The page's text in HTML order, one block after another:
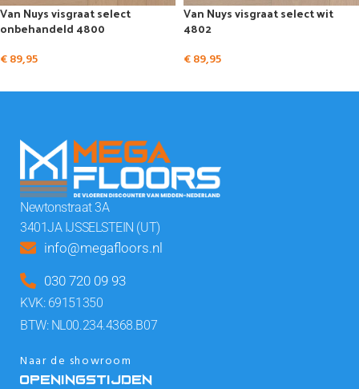
Van Nuys visgraat select
onbehandeld 4800
€89,95
Van Nuys visgraat select wit
4802
€89,95
Newtonstraat 3A
3401JA IJSSELSTEIN (UT)
info@megafloors.nl
030 720 09 93
KVK: 69151350
BTW: NL00.234.4368.B07
Naar de showroom
OPENINGSTIJDEN